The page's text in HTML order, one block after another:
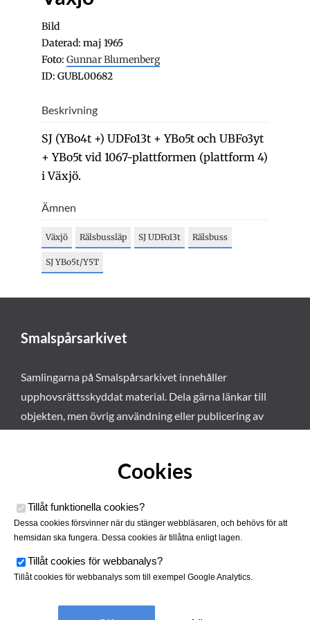
Bild
Daterad: maj 1965
Foto: Gunnar Blumenberg
ID: GUBL00682
Beskrivning
SJ (YBo4t +) UDFo13t + YBo5t och UBFo3yt
+ YBo5t vid 1067-plattformen (plattform 4)
i Växjö.
Ämnen
Växjö Rälsbussläp SJ UDFo13t Rälsbuss
SJ YBo5t/Y5T
Smalspårsarkivet
Samlingarna på Smalspårsarkivet innehåller
upphovsrättsskyddat material. Dela gärna länkar till
objekten, men övrig användning eller publicering av
Cookies
Tillåt funktionella cookies?
Dessa cookies försvinner när du stänger webbläsaren, och behövs för att
hemsidan ska fungera. Dessa cookies är tillåtna enligt lagen.
Tillåt cookies för webbanalys?
Tillåt cookies för webbanalys som till exempel Google Analytics.